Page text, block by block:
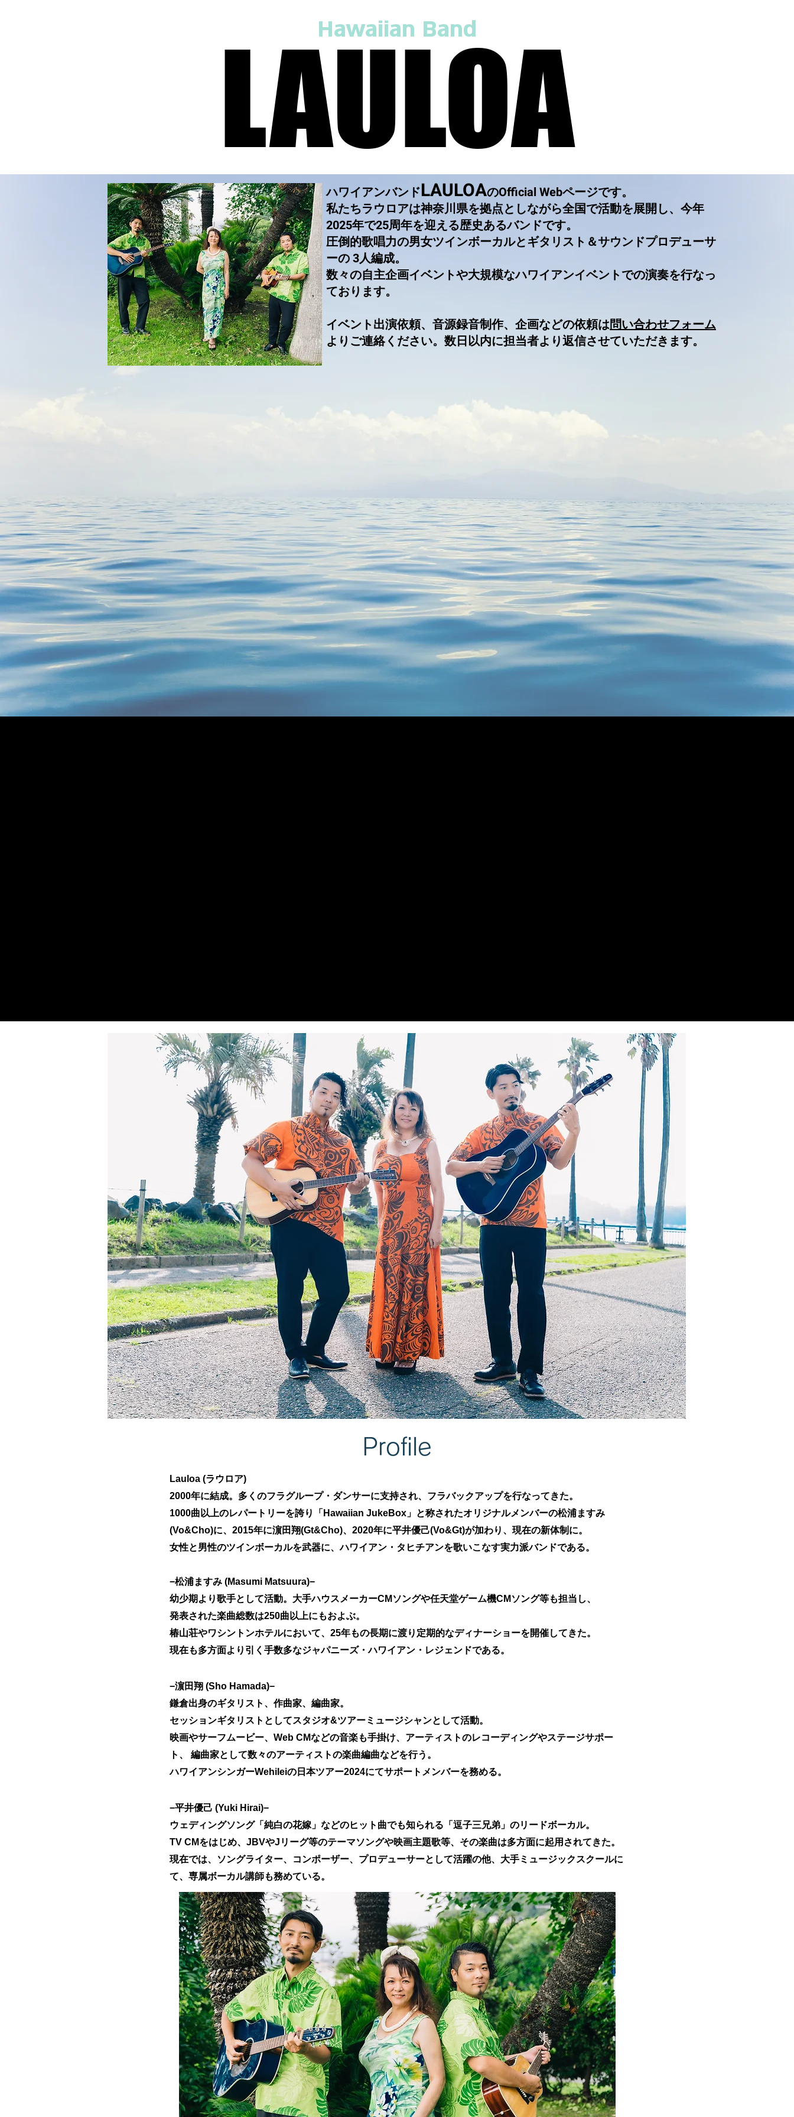
Hawaiian Band
LAULOA
LAULOA
ハワイアンバンドLAULOAのOfficial Webページです。
私たちラウロアは神奈川県を拠点としながら全国で活動を展開し、今年
2025年で25周年を迎える歴史あるバンドです。
圧倒的歌唱力の男女ツインボーカルとギタリスト＆サウンドプロデューサ
ーの 3人編成。
数々の自主企画イベントや大規模なハワイアンイベントでの演奏を行なっ
ております。
​イベント出演依頼、音源録音制作、企画などの依頼は問い合わせフォーム
よりご連絡ください。数日以内に担当者より返信させていただきます。
Profile
Lauloa (ラウロア)
2000年に結成。多くのフラグループ・ダンサーに支持され、フラバックアップを行なってきた。
1000曲以上のレパートリーを誇り「Hawaiian JukeBox」と称されたオリジナルメンバーの松浦ますみ
(Vo&Cho)に、2015年に濵田翔(Gt&Cho)、2020年に平井優己(Vo&Gt)が加わり、現在の新体制に。
女性と男性のツインボーカルを武器に、ハワイアン・タヒチアンを歌いこなす実力派バンドである。
−松浦ますみ (Masumi Matsuura)−
幼少期より歌手として活動。大手ハウスメーカーCMソングや任天堂ゲーム機CMソング等も担当し、
発表された楽曲総数は250曲以上にもおよぶ。
椿山荘やワシントンホテルにおいて、25年もの長期に渡り定期的なディナーショーを開催してきた。
現在も多方面より引く手数多なジャパニーズ・ハワイアン・レジェンドである。
−濵田翔 (Sho Hamada)−
鎌倉出身のギタリスト、作曲家、編曲家。
セッションギタリストとしてスタジオ&ツアーミュージシャンとして活動。
映画やサーフムービー、Web CMなどの音楽も手掛け、アーティストのレコーディングやステージサポー
ト、 編曲家として数々のアーティストの楽曲編曲などを行う。
ハワイアンシンガーWehileiの日本ツアー2024にてサポートメンバーを務める。
−平井優己 (Yuki Hirai)−
ウェディングソング「純白の花嫁」などのヒット曲でも知られる「逗子三兄弟」のリードボーカル。
TV CMをはじめ、JBVやJリーグ等のテーマソングや映画主題歌等、その楽曲は多方面に起用されてきた。
現在では、ソングライター、コンポーザー、プロデューサーとして活躍の他、大手ミュージックスクールに
て、専属ボーカル講師も務めている。